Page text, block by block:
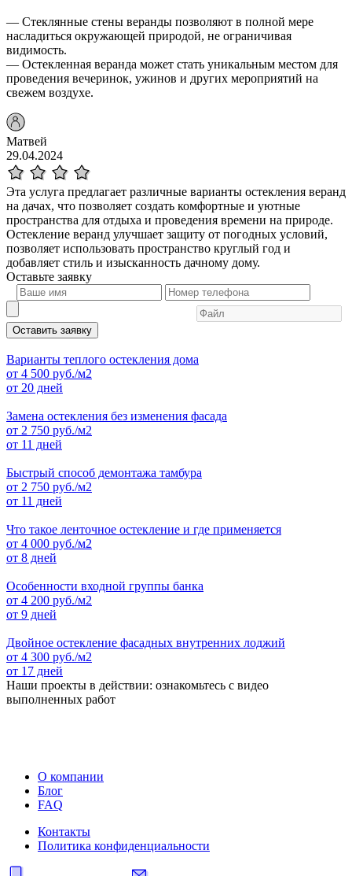
— Стеклянные стены веранды позволяют в полной мере
насладиться окружающей природой, не ограничивая
видимость.
— Остекленная веранда может стать уникальным местом для
проведения вечеринок, ужинов и других мероприятий на
свежем воздухе.
Матвей
29.04.2024
Эта услуга предлагает различные варианты остекления веранд
на дачах, что позволяет создать комфортные и уютные
пространства для отдыха и проведения времени на природе.
Остекление веранд улучшает защиту от погодных условий,
позволяет использовать пространство круглый год и
добавляет стиль и изысканность дачному дому.
Оставьте заявку
Оставить заявку
Варианты теплого остекления дома
от 4 500 руб./м2
от 20 дней
Замена остекления без изменения фасада
от 2 750 руб./м2
от 11 дней
Быстрый способ демонтажа тамбура
от 2 750 руб./м2
от 11 дней
Что такое ленточное остекление и где применяется
от 4 000 руб./м2
от 8 дней
Особенности входной группы банка
от 4 200 руб./м2
от 9 дней
Двойное остекление фасадных внутренних лоджий
от 4 300 руб./м2
от 17 дней
Наши проекты в действии: ознакомьтесь с видео
выполненных работ
О компании
Блог
FAQ
Контакты
Политика конфиденциальности